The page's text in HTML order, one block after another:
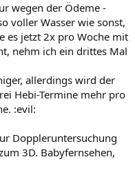
wegen der Ödeme -
voller Wasser wie sonst,
es jetzt 2x pro Woche mit
nehm ich ein drittes Mal
allerdings wird der
Hebi-Termine mehr pro
:evil:
Doppleruntersuchung
3D. Babyfernsehen,